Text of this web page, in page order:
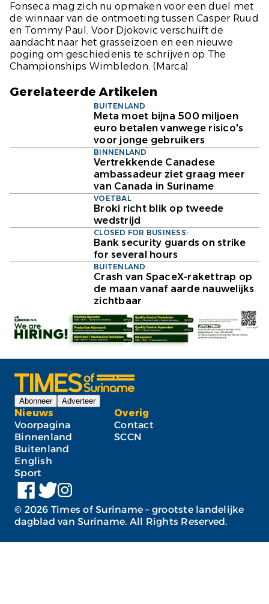
Fonseca mag zich nu opmaken voor een duel met
de winnaar van de ontmoeting tussen Casper Ruud
en Tommy Paul. Voor Djokovic verschuift de
aandacht naar het grasseizoen en een nieuwe
poging om geschiedenis te schrijven op The
Championships Wimbledon. (Marca)
Gerelateerde Artikelen
BUITENLAND
Meta moet bijna 500 miljoen
euro betalen vanwege risico's
voor jonge gebruikers
BINNENLAND
Vertrekkende Canadese
ambassadeur ziet graag meer
van Canada in Suriname
VOETBAL
Broki richt blik op tweede
wedstrijd
CLOSED FOR BUSINESS:
Bank security guards on strike
for several hours
BUITENLAND
Crash van SpaceX-rakettrap op
de maan vanaf aarde nauwelijks
zichtbaar
Abonneer Adverteer
Nieuws
Voorpagina
Binnenland
Buitenland
English
Sport
Overig
Contact
SCCN
© 2026 Times of Suriname – grootste landelijke
dagblad van Suriname. All Rights Reserved.